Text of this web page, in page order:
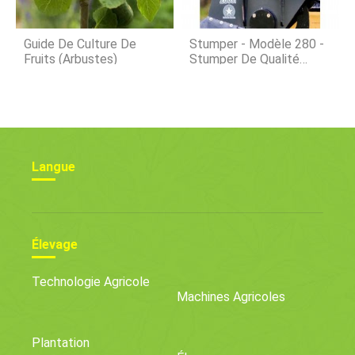
Guide De Culture De
Fruits (arbustes)
Stumper - Modèle 280 -
Stumper De Qualité
Langue
Élevage
Technologie Agricole
Machines Agricoles
Plantation